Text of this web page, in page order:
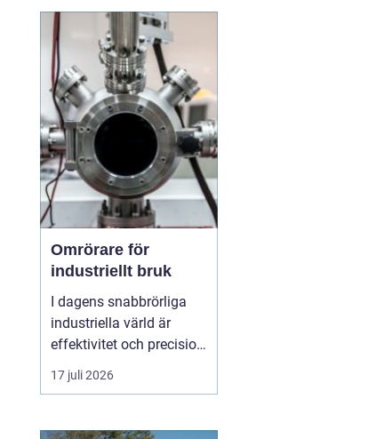
funktionellt eller huset
behöver fräschas upp
både ute och inne.
Samtidigt kan...
Omrörare för
industriellt bruk
I dagens snabbrörliga
industriella värld är
effektivitet och precision
av yttersta vikt. En
omrörare
säkerställa att väts...
17 juli 2026